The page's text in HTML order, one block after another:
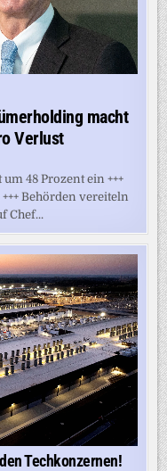
macht
Verlust
48 Prozent ein +++
Behörden vereiteln
Chef...
Techkonzernen!